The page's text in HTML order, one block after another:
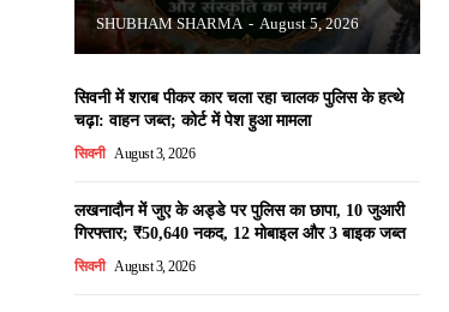
SHUBHAM SHARMA - August 5, 2026
सिवनी में शराब पीकर कार चला रहा चालक पुलिस के हत्थे
चढ़ा: वाहन जब्त; कोर्ट में पेश हुआ मामला
सिवनी August 3, 2026
लखनादौन में जुए के अड्डे पर पुलिस का छापा, 10 जुआरी
गिरफ्तार; ₹50,640 नकद, 12 मोबाइल और 3 बाइक जब्त
सिवनी August 3, 2026